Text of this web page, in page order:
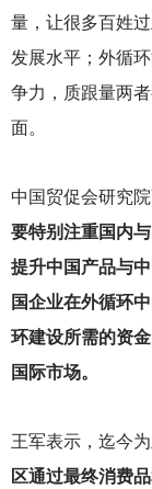
量，让很多百姓
发展水平；外循
争力，质跟量两
面。
中国贸促会研究
要特别注重国内
提升中国产品与
国企业在外循环
环建设所需的资
国际市场。
王军表示，迄今为
区通过最终消费